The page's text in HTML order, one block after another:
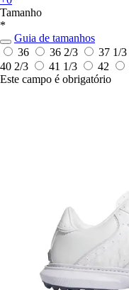
Tamanho
*
Guia de tamanhos
36
36 2/3 37 1/3
40 2/3
41 1/3 42
Este campo é obrigatório